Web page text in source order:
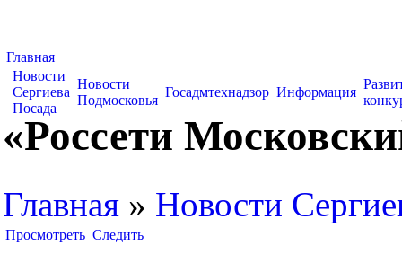
Главная
Новости
Сергиева
Посада
Новости
Подмосковья
Госадмтехнадзор Информация
«Россети
Главная » Новости
Просмотреть Следить